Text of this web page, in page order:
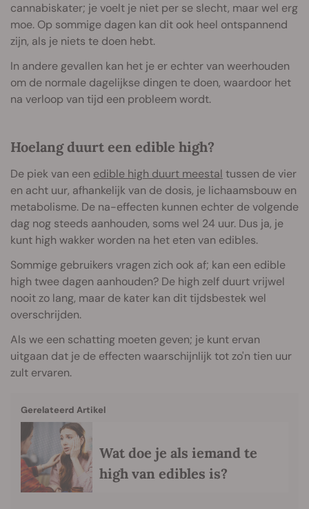
cannabiskater; je voelt je niet per se slecht, maar wel erg
moe. Op sommige dagen kan dit ook heel ontspannend
zijn, als je niets te doen hebt.
In andere gevallen kan het je er echter van weerhouden
om de normale dagelijkse dingen te doen, waardoor het
na verloop van tijd een probleem wordt.
Hoelang duurt een edible high?
De piek van een edible high duurt meestal tussen de vier
en acht uur, afhankelijk van de dosis, je lichaamsbouw en
metabolisme. De na-effecten kunnen echter de volgende
dag nog steeds aanhouden, soms wel 24 uur. Dus ja, je
kunt high wakker worden na het eten van edibles.
Sommige gebruikers vragen zich ook af; kan een edible
high twee dagen aanhouden? De high zelf duurt vrijwel
nooit zo lang, maar de kater kan dit tijdsbestek wel
overschrijden.
Als we een schatting moeten geven; je kunt ervan
uitgaan dat je de effecten waarschijnlijk tot zo'n tien uur
zult ervaren.
Gerelateerd Artikel
Wat doe je als iemand te
high van edibles is?